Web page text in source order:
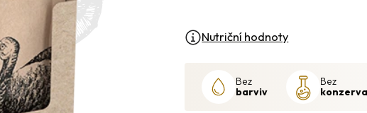
Nutriční hodnoty
Bez
barviv
Bez